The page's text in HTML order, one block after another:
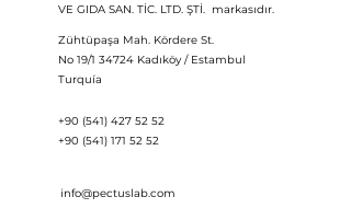
VE GIDA SAN. TİC. LTD. ŞTİ. markasıdır.
Zühtüpaşa Mah. Kördere St.
No 19/1 34724 Kadıköy / Estambul
Turquía
+90 (541) 427 52 52
+90 (541) 171 52 52
info@pectuslab.com